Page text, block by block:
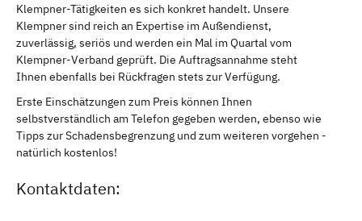
Klempner-Tätigkeiten es sich konkret handelt. Unsere
Klempner sind reich an Expertise im Außendienst,
zuverlässig, seriös und werden ein Mal im Quartal vom
Klempner-Verband geprüft. Die Auftragsannahme steht
Ihnen ebenfalls bei Rückfragen stets zur Verfügung.
Erste Einschätzungen zum Preis können Ihnen
selbstverständlich am Telefon gegeben werden, ebenso wie
Tipps zur Schadensbegrenzung und zum weiteren vorgehen -
natürlich kostenlos!
Kontaktdaten: